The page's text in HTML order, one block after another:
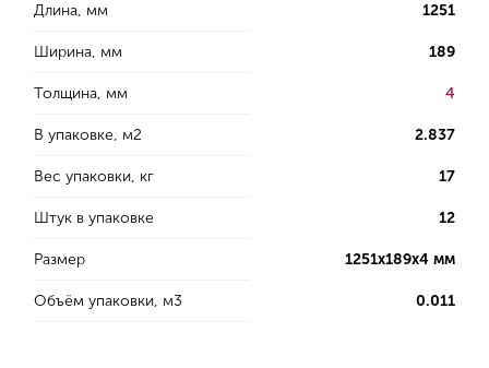
Длина, мм 1251
Ширина, мм 189
Толщина, мм 4
В упаковке, м2 2.837
Вес упаковки, кг 17
Штук в упаковке 12
Размер 1251х189х4 мм
Объём упаковки, м3 0.011